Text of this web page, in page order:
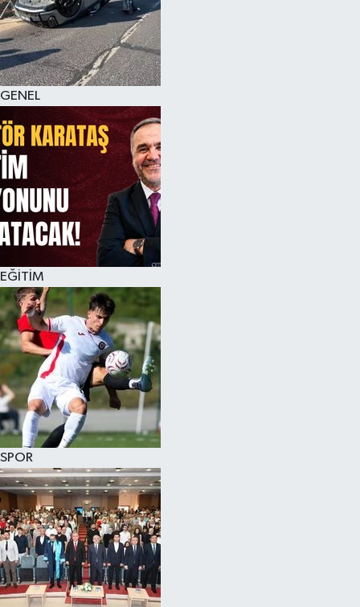
GENEL
EĞİTİM
SPOR
KÜLTÜR SANAT
MAGAZİN
SAĞLIK
SİYASET
SPOR
TEKNOLOJİ
VİZYONDAKİLER
YAŞAM